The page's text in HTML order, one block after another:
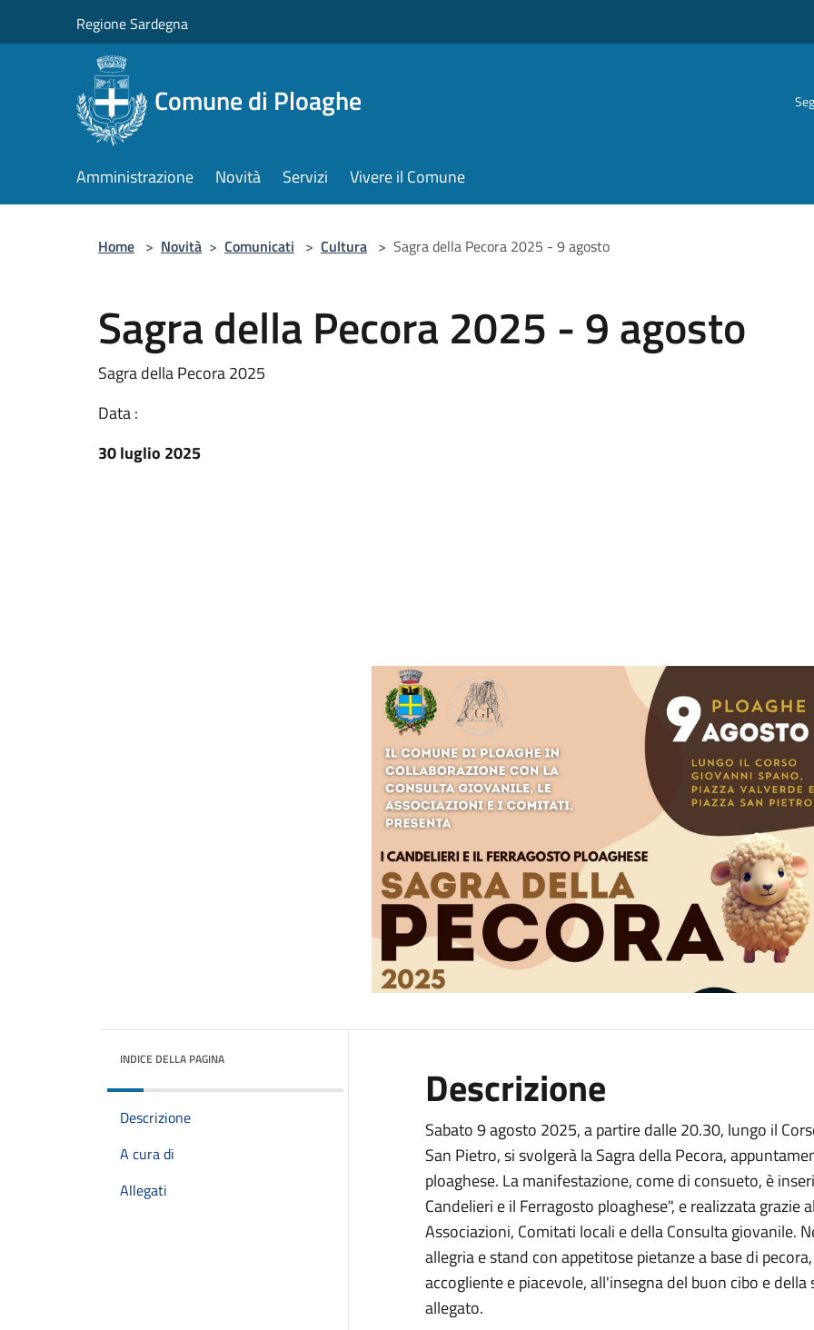
Regione Sardegna
Comune di Ploaghe
Amministrazione Novità Servizi Vivere il Comune
Home > Novità > Comunicati > Cultura > Sagra della Pecora 2025 - 9 agosto
Sagra della Pecora 2025 - 9 agosto
Sagra della Pecora 2025
Data :
30 luglio 2025
INDICE DELLA PAGINA
Descrizione
A cura di
Allegati
Descrizione
Sabato 9 agosto 2025, a partire dalle 20.30, lungo il
San Pietro, si svolgerà la Sagra della Pecora,
ploaghese. La manifestazione, come di consueto, è
Candelieri e il Ferragosto ploaghese", e realizzata
Associazioni, Comitati locali e della Consulta giovanile.
allegria e stand con appetitose pietanze a base di
accogliente e piacevole, all'insegna del buon cibo e
allegato.